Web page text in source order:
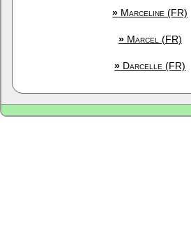
» Marceline (FR)
»Marcel (FR)
» Darcelle (FR)